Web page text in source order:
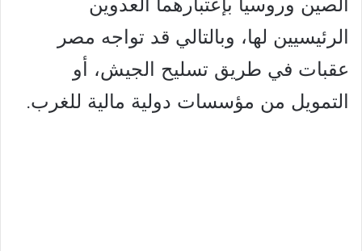
الرئيسيين لها، وبالتالي قد تواجه مصر
عقبات في طريق تسليح الجيش، أو
التمويل من مؤسسات دولية مالية للغرب.